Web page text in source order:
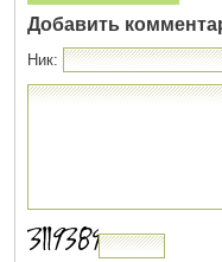
Добавить
Ник: